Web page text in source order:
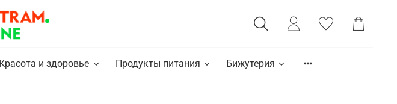
Красота и здоровье Продукты питания Бижутерия